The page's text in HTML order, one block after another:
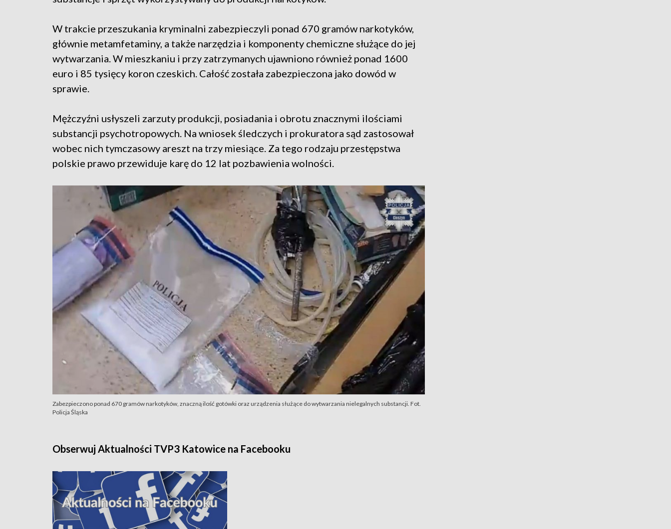
W trakcie przeszukania kryminalni zabezpieczyli ponad 670 gramów narkotyków,
głównie metamfetaminy, a także narzędzia i komponenty chemiczne służące do jej
wytwarzania. W mieszkaniu i przy zatrzymanych ujawniono również ponad 1600
euro i 85 tysięcy koron czeskich. Całość została zabezpieczona jako dowód w
sprawie.
Mężczyźni usłyszeli zarzuty produkcji, posiadania i obrotu znacznymi ilościami
substancji psychotropowych. Na wniosek śledczych i prokuratora sąd zastosował
wobec nich tymczasowy areszt na trzy miesiące. Za tego rodzaju przestępstwa
polskie prawo przewiduje karę do 12 lat pozbawienia wolności.
Zabezpieczono ponad 670 gramów narkotyków, znaczną ilość gotówki oraz urządzenia służące do wytwarzania nielegalnych substancji. Fot.
Policja Śląska
Obserwuj Aktualności TVP3 Katowice na Facebooku